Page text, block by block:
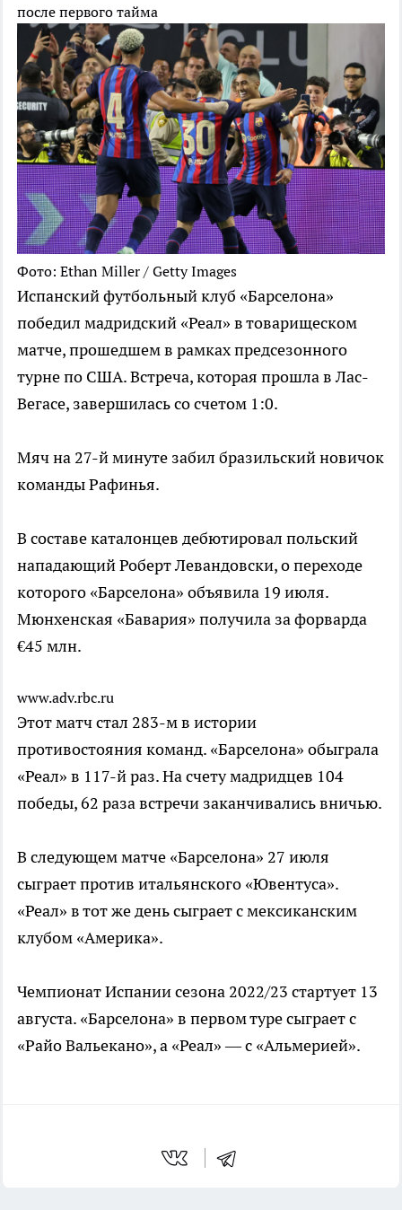
после первого тайма
Фото: Ethan Miller / Getty Images
Испанский футбольный клуб «Барселона»
победил мадридский «Реал» в товарищеском
матче, прошедшем в рамках предсезонного
турне по США. Встреча, которая прошла в Лас-
Вегасе, завершилась со счетом 1:0.
Мяч на 27-й минуте забил бразильский новичок
команды Рафинья.
В составе каталонцев дебютировал польский
нападающий Роберт Левандовски, о переходе
которого «Барселона» объявила 19 июля.
Мюнхенская «Бавария» получила за форварда
€45 млн.
www.adv.rbc.ru
Этот матч стал 283-м в истории
противостояния команд. «Барселона» обыграла
«Реал» в 117-й раз. На счету мадридцев 104
победы, 62 раза встречи заканчивались вничью.
В следующем матче «Барселона» 27 июля
сыграет против итальянского «Ювентуса».
«Реал» в тот же день сыграет с мексиканским
клубом «Америка».
Чемпионат Испании сезона 2022/23 стартует 13
августа. «Барселона» в первом туре сыграет с
«Райо Вальекано», а «Реал» — с «Альмерией».